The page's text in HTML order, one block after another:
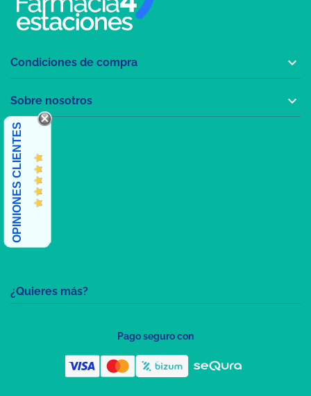
¿Quieres más?
Condiciones de compra 
Sobre nosotros 
OPINIONES CLIENTES
Pago seguro con